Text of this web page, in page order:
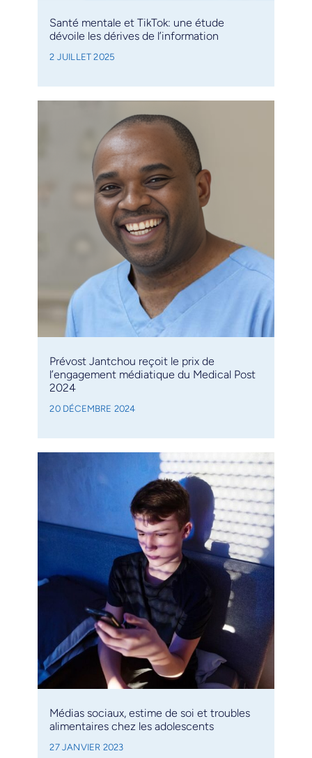
Santé mentale et TikTok: une étude
dévoile les dérives de l’information
2 JUILLET 2025
Prévost Jantchou reçoit le prix de
l’engagement médiatique du Medical Post
2024
20 DÉCEMBRE 2024
Médias sociaux, estime de soi et troubles
alimentaires chez les adolescents
27 JANVIER 2023